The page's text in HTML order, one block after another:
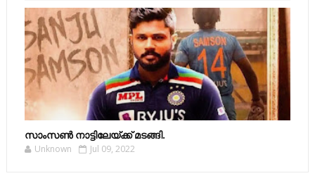
സാംസണ്‍ നാട്ടിലേയ്‌ക്ക് മടങ്ങി.
Unknown Jul 09, 2022